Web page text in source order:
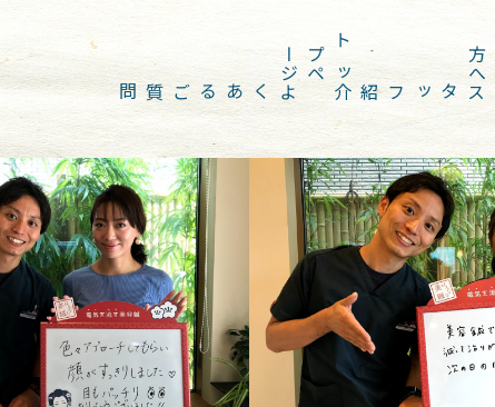
ト
ッ
プ
ペ
ー
ジ へ
よくあるご質問 スタッフ紹介